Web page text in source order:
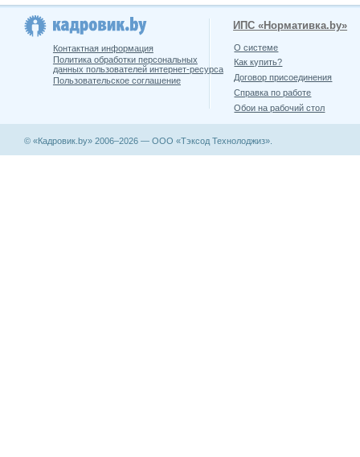
Контактная информация
Политика обработки персональных
данных пользователей интернет-ресурса
Пользовательское соглашение
ИПС «Нормативка.by»
О системе
Как купить?
Договор присоединения
Справка по работе
Обои на рабочий стол
© «Кадровик.by» 2006–2026 — ООО «Тэксод Технолоджиз».